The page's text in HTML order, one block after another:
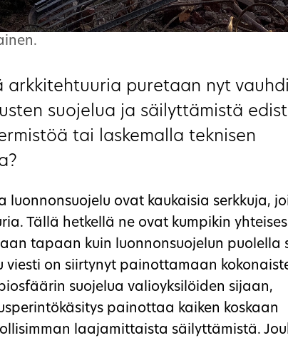
arkkitehtuuria puretaan nyt
suojelua ja säilyttämistä
tai laskemalla teknisen
luonnonsuojelu ovat kaukaisia serkkuja,
Tällä hetkellä ne ovat kumpikin
tapaan kuin luonnonsuojelun puolella
viesti on siirtynyt painottamaan
suojelua valioyksilöiden sijaan,
painottaa kaiken koskaan
laajamittaista säilyttämistä.